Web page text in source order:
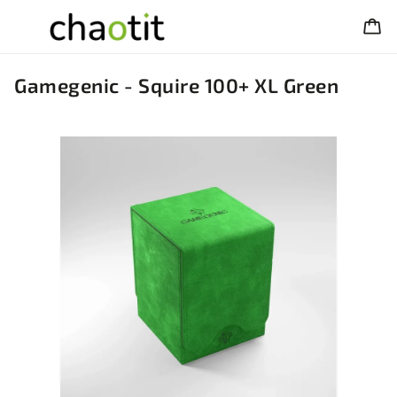
Gamegenic - Squire 100+ XL Green